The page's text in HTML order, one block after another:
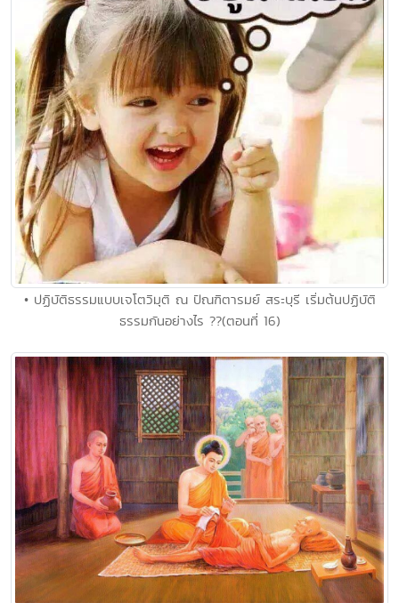
• ปฏิบัติธรรมแบบเจโตวิมุติ ณ ปัณฑิตารมย์ สระบุรี เริ่มต้นปฏิบัติ
ธรรมกันอย่างไร ??(ตอนที่ 16)